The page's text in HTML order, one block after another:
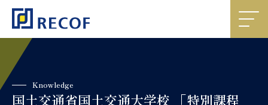
Knowledge
国土交通省国土交通大学校 「特別課程